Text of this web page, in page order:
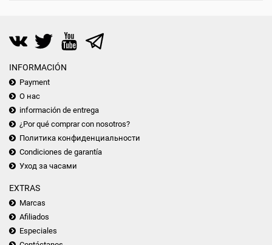
INFORMACIÓN
Payment
О нас
información de entrega
¿Por qué comprar con nosotros?
Политика конфиденциальности
Condiciones de garantía
Уход за часами
EXTRAS
Marcas
Afiliados
Especiales